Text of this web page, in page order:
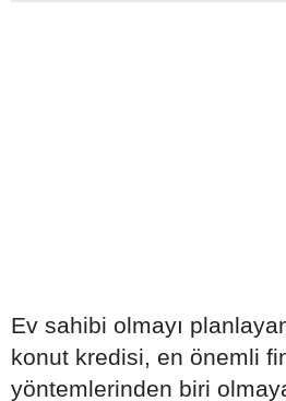
Ev sahibi olmayı
konut kredisi, en önemli
yöntemlerinden biri